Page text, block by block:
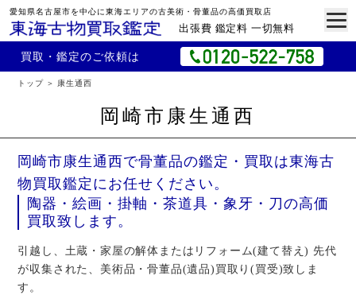
愛知県名古屋市を中心に東海エリアの古美術・骨董品の高価買取店
出張費 鑑定料 一切無料
買取・鑑定のご依頼は
トップ 康生通西
岡崎市康生通西
岡崎市康生通西で骨董品の鑑定・買取は東海古
物買取鑑定にお任せください。
陶器・絵画・掛軸・茶道具・象牙・刀の高価
買取致します。
引越し、土蔵・家屋の解体またはリフォーム(建て替え) 先代
が収集された、美術品・骨董品(遺品)買取り(買受)致しま
す。